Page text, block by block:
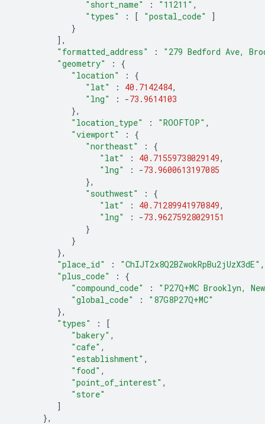
"short_name" : "11211" ,
"types"
: [ "postal_code"
]
}
],
"formatted_address"
:
"279 Bedford Ave,
"geometry"
:
{
"location"
:
{
"lat"
: 40.7142484,
"lng"
: -73.9614103
},
"location_type"
: "ROOFTOP" ,
"viewport"
:
{
"northeast"
:
{
"lat"
: 40.71559738029149,
"lng"
: -73.9600613197085
},
"southwest"
:
{
"lat"
: 40.71289941970849,
"lng"
: -73.96275928029151
}
}
},
"place_id"
: "ChIJT2x8Q2BZwokRpBu2jUzX3dE" ,
"plus_code"
:
{
"compound_code"
:
"P27Q+MC Brooklyn,
"global_code"
:
"87G8P27Q+MC"
},
"types"
:
[
"bakery" ,
"cafe" ,
"establishment" ,
"food" ,
"point_of_interest" ,
"store"
]
},